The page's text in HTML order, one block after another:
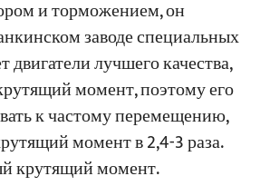
и торможением, он
заводе специальных
двигатели лучшего качества,
момент, поэтому его
к частому перемещению,
момент в 2,4-3 раза.
крутящий момент.